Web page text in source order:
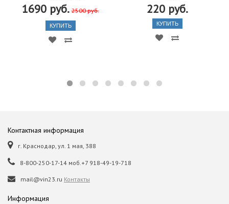
1690 руб. 2500 руб.
КУПИТЬ
220 руб.
КУПИТЬ
Контактная информация
г. Краснодар, ул. 1 мая, 388
8-800-250-17-14 моб.+7 918-49-19-718
mail@vin23.ru Контакты
Информация